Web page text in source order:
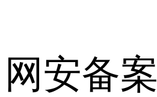
网安备案